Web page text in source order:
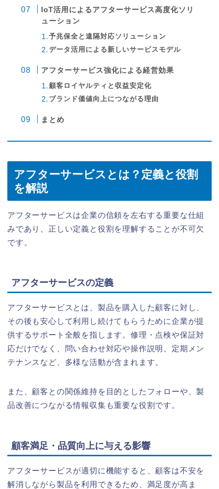
IoT活用によるアフターサービス高度化ソリ
ューション
予兆保全と遠隔対応ソリューション
データ活用による新しいサービスモデル
アフターサービス強化による経営効果
顧客ロイヤルティと収益安定化
ブランド価値向上につながる理由
まとめ
アフターサービスとは？定義と役割
を解説
アフターサービスは企業の信頼を左右する重要な仕組
みであり、正しい定義と役割を理解することが不可欠
です。
アフターサービスの定義
アフターサービスとは、製品を購入した顧客に対し、
その後も安心して利用し続けてもらうために企業が提
供するサポート全般を指します。修理・点検や保証対
応だけでなく、問い合わせ対応や操作説明、定期メン
テナンスなど、多様な活動が含まれます。
また、顧客との関係維持を目的としたフォローや、製
品改善につながる情報収集も重要な役割です。
顧客満足・品質向上に与える影響
アフターサービスが適切に機能すると、顧客は不安を
解消しながら製品を利用できるため、満足度が高ま